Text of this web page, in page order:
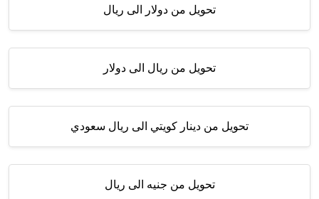
تحويل من دولار الى ريال
تحويل من ريال الى دولار
تحويل من دينار كويتي الى ريال سعودي
تحويل من جنيه الى ريال